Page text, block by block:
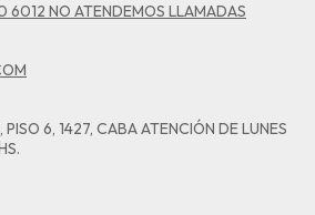
6012 NO ATENDEMOS LLAMADAS
6, 1427, CABA ATENCIÓN DE LUNES